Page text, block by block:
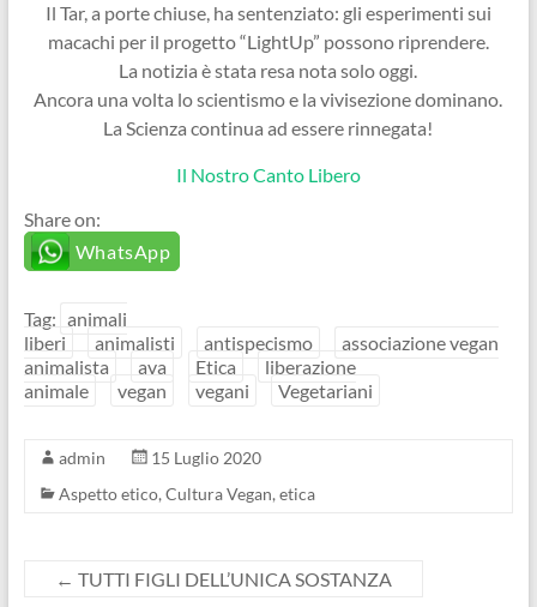
Il Tar, a porte chiuse, ha sentenziato: gli esperimenti sui
macachi per il progetto “LightUp” possono riprendere.
La notizia è stata resa nota solo oggi.
Ancora una volta lo scientismo e la vivisezione dominano.
La Scienza continua ad essere rinnegata!
Il Nostro Canto Libero
Share on:
WhatsApp
Tag: animali
liberi
animalisti antispecismo
associazione vegan
animalista
ava Etica
liberazione
animale
vegan vegani Vegetariani
admin
15 Luglio 2020
Aspetto etico, Cultura Vegan, etica
← TUTTI FIGLI DELL’UNICA SOSTANZA